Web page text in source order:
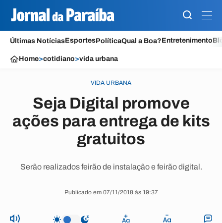
Últimas NotíciasEsportesPolíticaQual a Boa?Entretenimento
Home>cotidiano>vida urbana
VIDA URBANA
Seja Digital promove
ações para entrega de kits
gratuitos
Serão realizados feirão de instalação e feirão digital.
Publicado em 07/11/2018 às 19:37